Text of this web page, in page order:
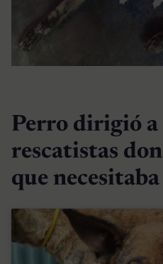
Perro dirigió a
rescatistas
que